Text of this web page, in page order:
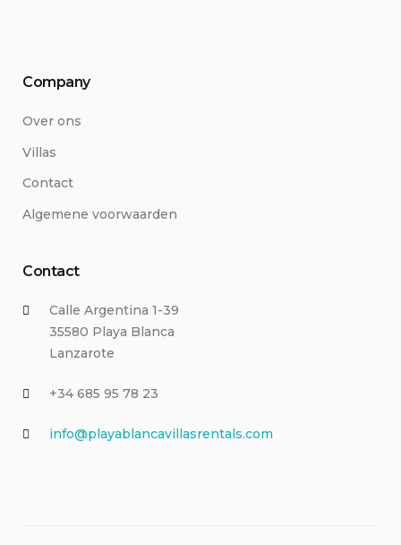
Company
Over ons
Villas
Contact
Algemene voorwaarden
Contact
Calle Argentina 1-39
35580 Playa Blanca
Lanzarote
+34 685 95 78 23
info@playablancavillasrentals.com